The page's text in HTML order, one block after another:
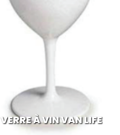
VERRE À VIN VAN LIFE